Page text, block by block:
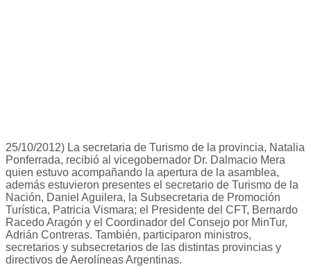
25/10/2012) La secretaria de Turismo de la provincia, Natalia
Ponferrada, recibió al vicegobernador Dr. Dalmacio Mera
quien estuvo acompañando la apertura de la asamblea,
además estuvieron presentes el secretario de Turismo de la
Nación, Daniel Aguilera, la Subsecretaria de Promoción
Turística, Patricia Vismara; el Presidente del CFT, Bernardo
Racedo Aragón y el Coordinador del Consejo por MinTur,
Adrián Contreras. También, participaron ministros,
secretarios y subsecretarios de las distintas provincias y
directivos de Aerolíneas Argentinas.